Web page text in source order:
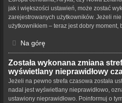
jak i większości ustawień, może zostać
zarejestrowanych użytkowników. Jeżeli
użytkownikiem – teraz jest dobry moment,
Na górę
Została wykonana zmiana
wyświetlany nieprawidłowy
Jeżeli na pewno strefa czasowa została
nadal jest wyświetlany nieprawidłowo,
ustawiony nieprawidłowo. Poinformuj o